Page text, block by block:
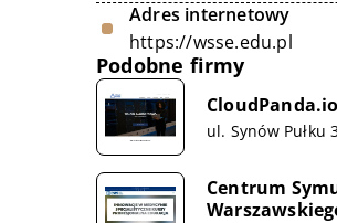
Adres internetowy
https://wsse.edu.pl
Podobne firmy
ul. Synów Pułku
Centrum